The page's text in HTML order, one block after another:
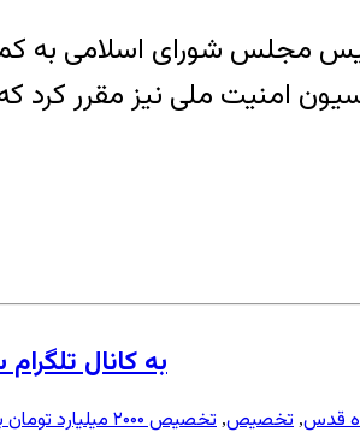
رئیس مجلس شورای اسلامی
امنیت ملی نیز مقرر کرد
به کانال
قدس, تخصیص, تخصیص ۲۰۰۰ میلیارد تومان برای گسترش فعالیت‌های موشکی و سپاه قدس